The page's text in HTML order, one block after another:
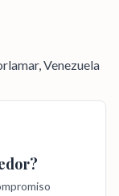
Venezuela